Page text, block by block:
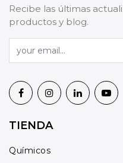
Recibe las últimas
productos y blog.
TIENDA
Químicos